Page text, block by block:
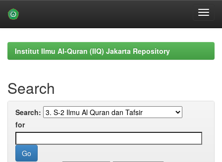
navigationInstitut Ilmu Al-Quran (IIQ) Jakarta Repository
Search
Search:
for